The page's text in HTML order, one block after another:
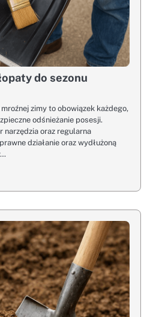
do sezonu
zimy to obowiązek każdego,
odśnieżanie posesji.
narzędzia oraz regularna
działanie oraz wydłużoną